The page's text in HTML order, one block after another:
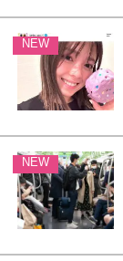
NEW
NEW